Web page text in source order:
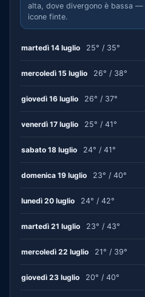
alta, dove divergono è bassa —
icone finte.
martedì 14 luglio 25° / 35°
mercoledì 15 luglio 26° / 38°
giovedì 16 luglio 26° / 37°
venerdì 17 luglio 25° / 41°
sabato 18 luglio 24° / 41°
domenica 19 luglio 23° / 40°
lunedì 20 luglio 24° / 42°
martedì 21 luglio 23° / 43°
mercoledì 22 luglio 21° / 39°
giovedì 23 luglio 20° / 40°